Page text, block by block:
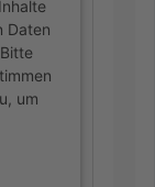
Daten
um